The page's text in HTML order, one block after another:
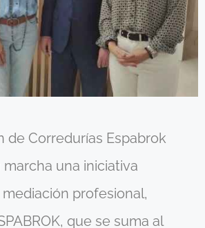
de Corredurías Espabrok
una iniciativa
profesional,
que se suma al